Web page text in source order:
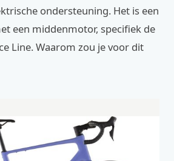
ondersteuning. Het is een
een middenmotor, specifiek de
Line. Waarom zou je voor dit